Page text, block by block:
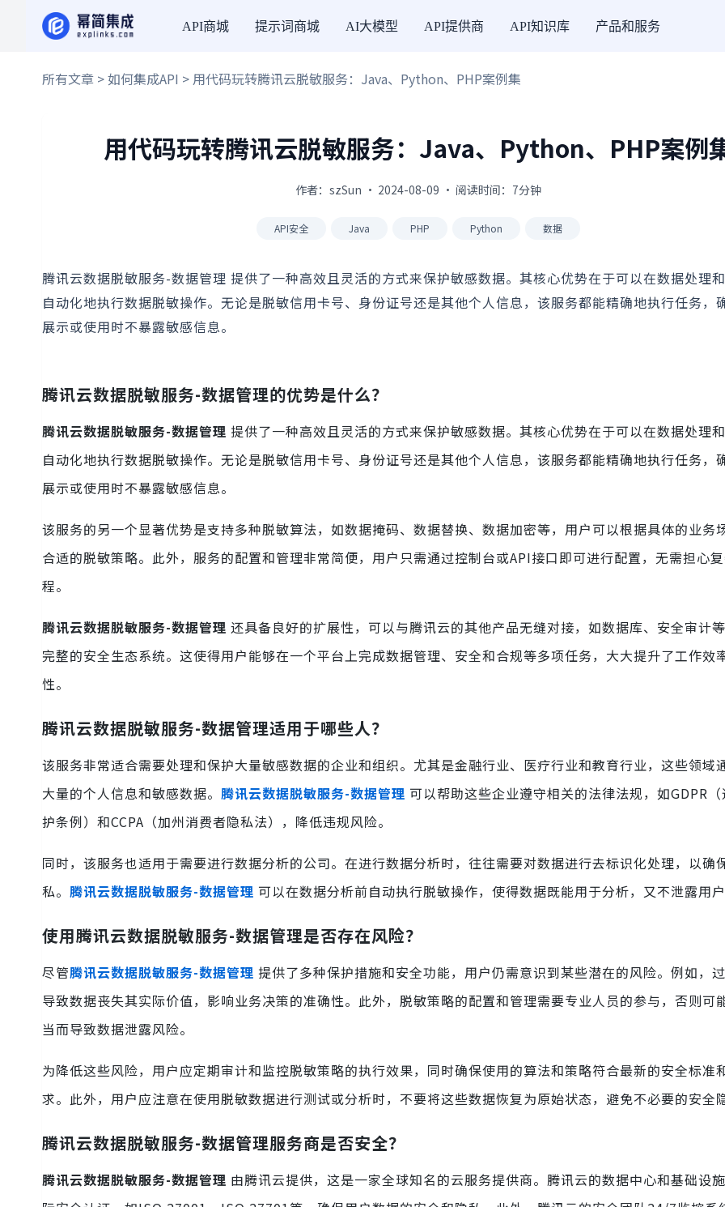
API商城 提示词商城 AI大模型 API提供商 API知识库 产品和服务
所有文章 >如何集成API > 用代码玩转腾讯云脱敏服务：Java、Python、PHP案例集
用代码玩转腾讯云脱敏服务：Java、Python、PHP案例
作者：szSun · 2024-08-09 · 阅读时间：7分钟
API安全 Java PHP Python 数据
腾讯云数据脱敏服务-数据管理 提供了一种高效且灵活的方式来保护敏感数据。其核心优势在于可以在数据处理
自动化地执行数据脱敏操作。无论是脱敏信用卡号、身份证号还是其他个人信息，该服务都能精确地执行任务，
展示或使用时不暴露敏感信息。
腾讯云数据脱敏服务-数据管理的优势是什么？
腾讯云数据脱敏服务-数据管理 提供了一种高效且灵活的方式来保护敏感数据。其核心优势在于可以在数据处理
自动化地执行数据脱敏操作。无论是脱敏信用卡号、身份证号还是其他个人信息，该服务都能精确地执行任务，
展示或使用时不暴露敏感信息。
该服务的另一个显著优势是支持多种脱敏算法，如数据掩码、数据替换、数据加密等，用户可以根据具体的业务
合适的脱敏策略。此外，服务的配置和管理非常简便，用户只需通过控制台或API接口即可进行配置，无需担心
程。
腾讯云数据脱敏服务-数据管理 还具备良好的扩展性，可以与腾讯云的其他产品无缝对接，如数据库、安全审计
完整的安全生态系统。这使得用户能够在一个平台上完成数据管理、安全和合规等多项任务，大大提升了工作效
性。
腾讯云数据脱敏服务-数据管理适用于哪些人？
该服务非常适合需要处理和保护大量敏感数据的企业和组织。尤其是金融行业、医疗行业和教育行业，这些领域
大量的个人信息和敏感数据。 腾讯云数据脱敏服务-数据管理 可以帮助这些企业遵守相关的法律法规，如GDPR
护条例）和CCPA（加州消费者隐私法），降低违规风险。
同时，该服务也适用于需要进行数据分析的公司。在进行数据分析时，往往需要对数据进行去标识化处理，以确
私。 腾讯云数据脱敏服务-数据管理 可以在数据分析前自动执行脱敏操作，使得数据既能用于分析，又不泄露用户
使用腾讯云数据脱敏服务-数据管理是否存在风险？
尽管腾讯云数据脱敏服务-数据管理 提供了多种保护措施和安全功能，用户仍需意识到某些潜在的风险。例如，
导致数据丧失其实际价值，影响业务决策的准确性。此外，脱敏策略的配置和管理需要专业人员的参与，否则可
当而导致数据泄露风险。
为降低这些风险，用户应定期审计和监控脱敏策略的执行效果，同时确保使用的算法和策略符合最新的安全标准
求。此外，用户应注意在使用脱敏数据进行测试或分析时，不要将这些数据恢复为原始状态，避免不必要的安全
腾讯云数据脱敏服务-数据管理服务商是否安全？
腾讯云数据脱敏服务-数据管理 由腾讯云提供，这是一家全球知名的云服务提供商。腾讯云的数据中心和基础设